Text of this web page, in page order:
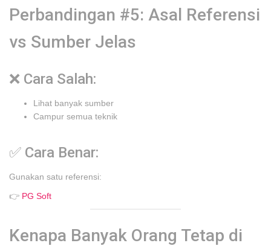
Perbandingan #5: Asal Referensi
vs Sumber Jelas
❌ Cara Salah:
Lihat banyak sumber
Campur semua teknik
✅ Cara Benar:
Gunakan satu referensi:
👉 PG Soft
Kenapa Banyak Orang Tetap di